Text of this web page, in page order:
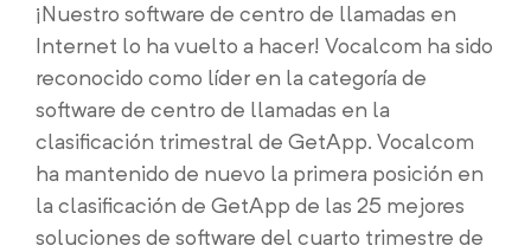
¡Nuestro software de centro de llamadas en
Internet lo ha vuelto a hacer! Vocalcom ha sido
reconocido como líder en la categoría de
software de centro de llamadas en la
clasificación trimestral de GetApp. Vocalcom
ha mantenido de nuevo la primera posición en
la clasificación de GetApp de las 25 mejores
soluciones de software del cuarto trimestre de